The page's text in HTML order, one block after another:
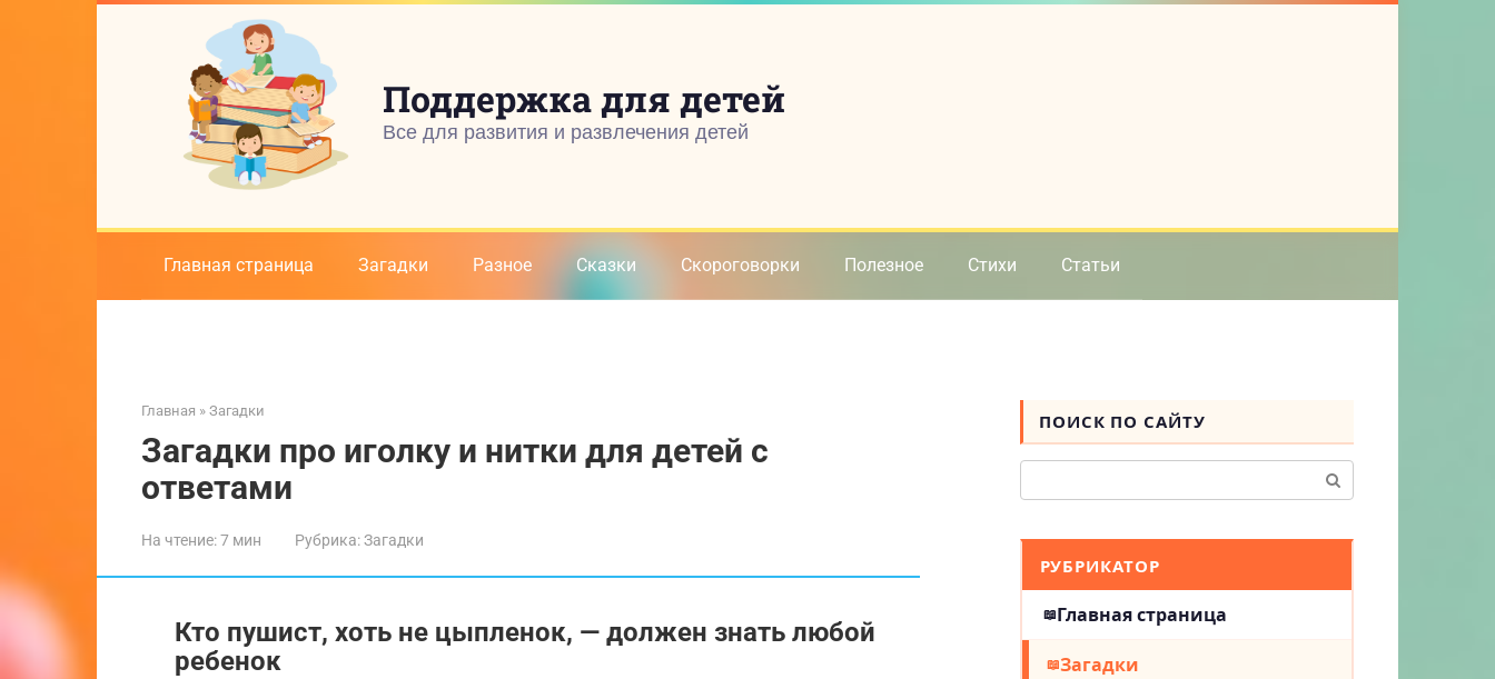
Поддержка для детей
Все для развития и развлечения детей
Главная страница Загадки Разное Сказки Скороговорки Полезное Стихи Статьи
Главная » Загадки
Загадки про иголку и нитки для детей с
ответами
На чтение:7 мин Рубрика:Загадки
Кто пушист, хоть не цыпленок, — должен знать любой
ребенок
ПОИСК ПО САЙТУ
РУБРИКАТОР
Главная страница
Загадки